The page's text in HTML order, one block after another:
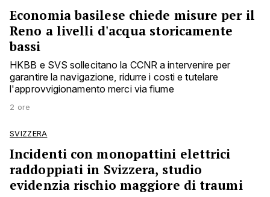
Economia basilese chiede misure per il
Reno a livelli d'acqua storicamente
bassi
HKBB e SVS sollecitano la CCNR a intervenire per
garantire la navigazione, ridurre i costi e tutelare
l'approvvigionamento merci via fiume
2 ore
SVIZZERA
Incidenti con monopattini elettrici
raddoppiati in Svizzera, studio
evidenzia rischio maggiore di traumi